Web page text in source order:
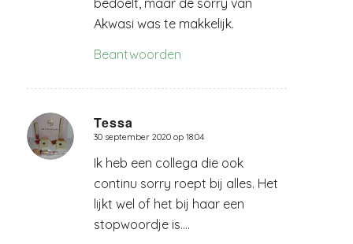
Akwasi was te makkelijk.
Beantwoorden
Tessa
zegt:
30 september 2020 op 18:04
Ik heb een collega die ook
continu sorry roept bij alles. Het
lijkt wel of het bij haar een
stopwoordje is….